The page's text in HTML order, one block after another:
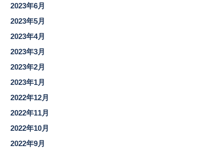
2023年6月
2023年5月
2023年4月
2023年3月
2023年2月
2023年1月
2022年12月
2022年11月
2022年10月
2022年9月